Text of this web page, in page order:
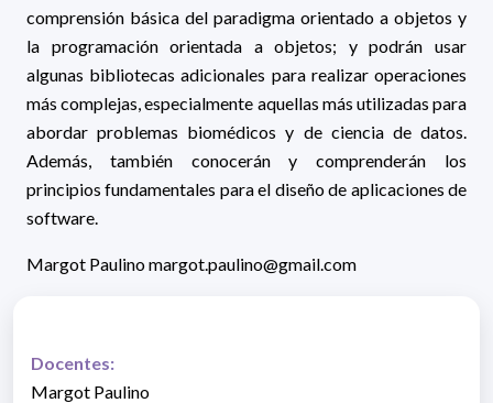
comprensión básica del paradigma orientado a objetos y
la programación orientada a objetos; y podrán usar
algunas bibliotecas adicionales para realizar operaciones
más complejas, especialmente aquellas más utilizadas para
abordar problemas biomédicos y de ciencia de datos.
Además, también conocerán y comprenderán los
principios fundamentales para el diseño de aplicaciones de
software.
Margot Paulino margot.paulino@gmail.com
Docentes:
Margot Paulino